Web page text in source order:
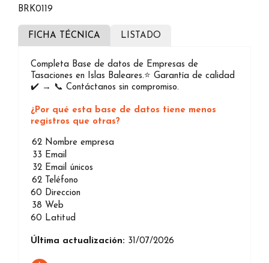
BRK0119
FICHA TÉCNICA LISTADO
Completa Base de datos de Empresas de
Tasaciones en Islas Baleares.⭐️ Garantía de calidad
✔️ → 📞 Contáctanos sin compromiso.
¿Por qué esta base de datos tiene menos
registros que otras?
62 Nombre empresa
33 Email
32 Email únicos
62 Teléfono
60 Direccion
38 Web
60 Latitud
Última actualización: 31/07/2026